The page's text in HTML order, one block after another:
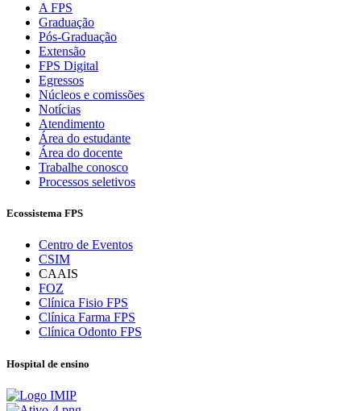
A FPS
Graduação
Pós-Graduação
Extensão
FPS Digital
Egressos
Núcleos e comissões
Notícias
Atendimento
Área do estudante
Área do docente
Trabalhe conosco
Processos seletivos
Ecossistema FPS
Centro de Eventos
CSIM
CAAIS
FOZ
Clínica Fisio FPS
Clínica Farma FPS
Clínica Odonto FPS
Hospital de ensino